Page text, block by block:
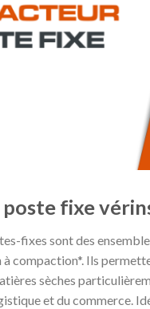
fixe
fixes sont des
à compaction*. Ils
sèches
et du commerce.